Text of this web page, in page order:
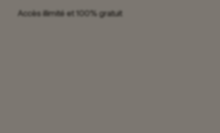
Accès illimité et 100% gratuit